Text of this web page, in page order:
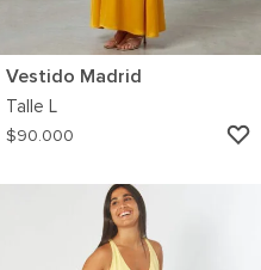
Vestido Madrid
Talle L
$90.000